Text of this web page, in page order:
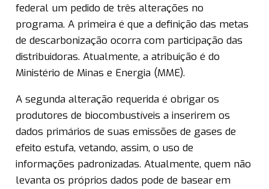
federal um pedido de três alterações no
programa. A primeira é que a definição das metas
de descarbonização ocorra com participação das
distribuidoras. Atualmente, a atribuição é do
Ministério de Minas e Energia (MME).
A segunda alteração requerida é obrigar os
produtores de biocombustíveis a inserirem os
dados primários de suas emissões de gases de
efeito estufa, vetando, assim, o uso de
informações padronizadas. Atualmente, quem não
levanta os próprios dados pode de basear em